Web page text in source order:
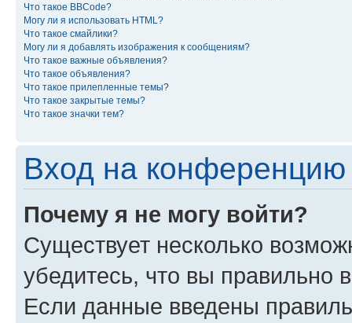
Что такое BBCode?
Могу ли я использовать HTML?
Что такое смайлики?
Могу ли я добавлять изображения к сообщениям?
Что такое важные объявления?
Что такое объявления?
Что такое прилепленные темы?
Что такое закрытые темы?
Что такое значки тем?
Вход на конференцию
Почему я не могу войти?
Существует несколько
убедитесь, что вы правильно
Если данные введены